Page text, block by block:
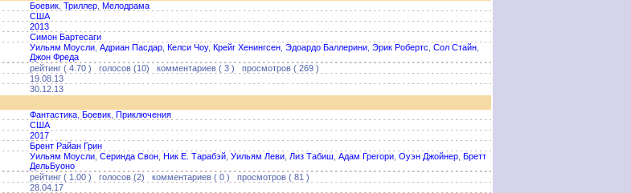
Боевик Триллер Мелодрама
США
2013
Симон Бартесаги
Уильям Моусли Адриан Пасдар Келси Чоу, Крейг Хенингсен Эдоардо Баллерини Эрик Робертс Сол Стайн
Джон Фреда
рейтинг ( 4.70 ) голосов (10) комментариев ( 3 ) просмотров ( 269 )
19.08.13
30.12.13
Фантастика Боевик Приключения
США
2017
Брент Райан Грин
Уильям Моусли Серинда Свон Ник Е. Тарабэй Уильям Леви Лиз Табиш Адам Грегори Оуэн Джойнер Бретт
ДельБуоно
рейтинг ( 1.00 ) голосов (2) комментариев ( 0 ) просмотров ( 81 )
28.04.17